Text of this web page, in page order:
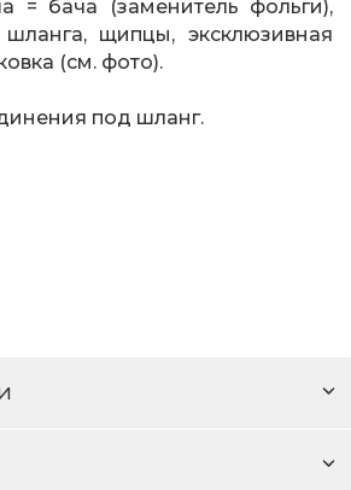
= бача (заменитель фольги),
щипцы, эксклюзивная
(см. фото).
под шланг.